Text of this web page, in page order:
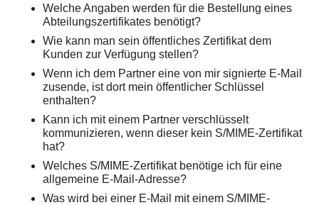
Welche Angaben werden für die Bestellung eines
Abteilungszertifikates benötigt?
Wie kann man sein öffentliches Zertifikat dem
Kunden zur Verfügung stellen?
Wenn ich dem Partner eine von mir signierte E-Mail
zusende, ist dort mein öffentlicher Schlüssel
enthalten?
Kann ich mit einem Partner verschlüsselt
kommunizieren, wenn dieser kein S/MIME-Zertifikat
hat?
Welches S/MIME-Zertifikat benötige ich für eine
allgemeine E-Mail-Adresse?
Was wird bei einer E-Mail mit einem S/MIME-